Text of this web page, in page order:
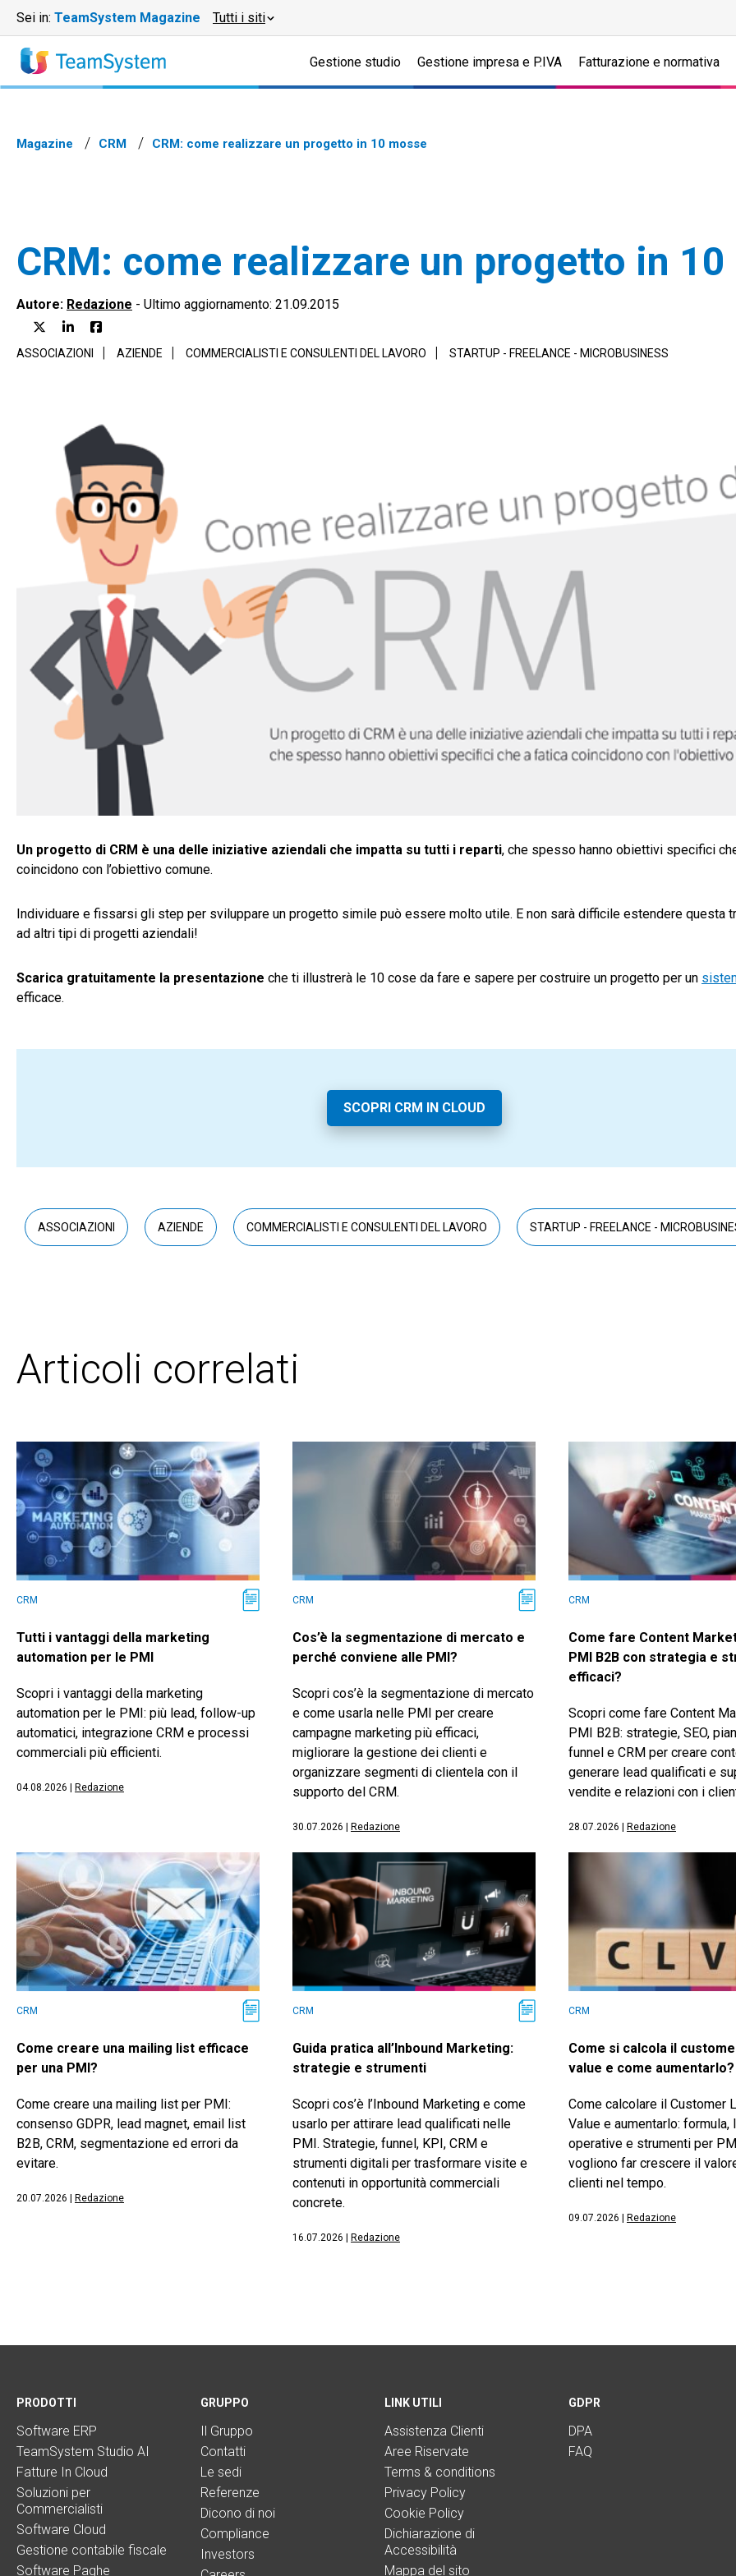
Sei in: TeamSystem Magazine Tutti i siti
Gestione studio Gestione impresa e P.IVA Fatturazione e normativa
Magazine CRM CRM: come realizzare un progetto in 10 mosse
CRM: come realizzare un progetto in
Autore: Redazione - Ultimo aggiornamento: 21.09.2015
ASSOCIAZIONI AZIENDE COMMERCIALISTI E CONSULENTI DEL LAVORO STARTUP - FREELANCE - MICROBUSINESS
Un progetto di CRM è una delle iniziative aziendali che impatta su tutti i reparti, che spesso hanno obiettivi specifici
coincidono con l’obiettivo comune.
Individuare e fissarsi gli step per sviluppare un progetto simile può essere molto utile. E non sarà difficile estendere questa
ad altri tipi di progetti aziendali!
Scarica gratuitamente la presentazione che ti illustrerà le 10 cose da fare e sapere per costruire un progetto per un
efficace.
SCOPRI CRM IN CLOUD
ASSOCIAZIONI AZIENDE COMMERCIALISTI E CONSULENTI DEL LAVORO STARTUP - FREELANCE -
Articoli correlati
CRM
Tutti i vantaggi della marketing
automation per le PMI
Scopri i vantaggi della marketing
automation per le PMI: più lead, follow-up
automatici, integrazione CRM e processi
commerciali più efficienti.
04.08.2026 Redazione
CRM
Cos’è la segmentazione di mercato e
perché conviene alle PMI?
Scopri cos’è la segmentazione di mercato
e come usarla nelle PMI per creare
campagne marketing più efficaci,
migliorare la gestione dei clienti e
organizzare segmenti di clientela con il
supporto del CRM.
30.07.2026 Redazione
CRM
Come fare Content
PMI B2B con strategia e
efficaci?
Scopri come fare Content
PMI B2B: strategie, SEO,
funnel e CRM per creare
generare lead qualificati e
vendite e relazioni con i
28.07.2026 Redazione
CRM
Come creare una mailing list efficace
per una PMI?
Come creare una mailing list per PMI:
consenso GDPR, lead magnet, email list
B2B, CRM, segmentazione ed errori da
evitare.
20.07.2026 Redazione
CRM
Guida pratica all’Inbound Marketing:
strategie e strumenti
Scopri cos’è l’Inbound Marketing e come
usarlo per attirare lead qualificati nelle
PMI. Strategie, funnel, KPI, CRM e
strumenti digitali per trasformare visite e
contenuti in opportunità commerciali
concrete.
16.07.2026 Redazione
CRM
Come si calcola il
value e come aumentarlo?
Come calcolare il Customer
Value e aumentarlo: formula,
operative e strumenti per
vogliono far crescere il
clienti nel tempo.
09.07.2026 Redazione
PRODOTTI
Software ERP
TeamSystem Studio AI
Fatture In Cloud
Soluzioni per
Commercialisti
Software Cloud
Gestione contabile fiscale
Software Paghe
GRUPPO
Il Gruppo
Contatti
Le sedi
Referenze
Dicono di noi
Compliance
Investors
LINK UTILI
Assistenza Clienti
Aree Riservate
Terms & conditions
Privacy Policy
Cookie Policy
Dichiarazione di
Accessibilità
Mappa del sito
GDPR
DPA
FAQ